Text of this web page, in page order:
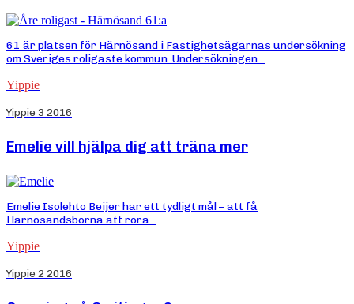
61 är platsen för Härnösand i Fastighetsägarnas undersökning
om Sveriges roligaste kommun. Undersökningen...
Yippie
Yippie 3 2016
Emelie vill hjälpa dig att träna mer
Emelie Isolehto Beijer har ett tydligt mål – att få
Härnösandsborna att röra...
Yippie
Yippie 2 2016